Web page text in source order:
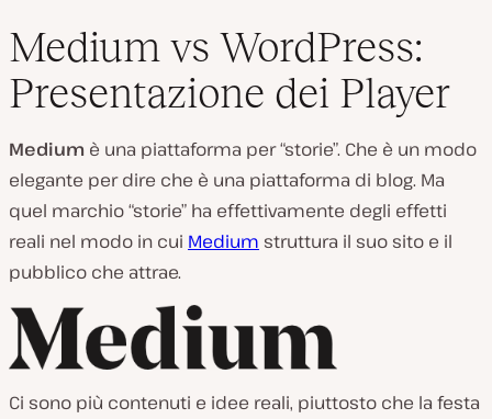
Medium vs WordPress:
Presentazione dei Player
Medium è una piattaforma per “storie”. Che è un modo
elegante per dire che è una piattaforma di blog. Ma
quel marchio “storie” ha effettivamente degli effetti
reali nel modo in cui Medium struttura il suo sito e il
pubblico che attrae.
Ci sono più contenuti e idee reali, piuttosto che la festa